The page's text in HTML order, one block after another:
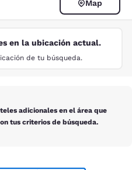
Map
en la ubicación actual.
de tu búsqueda.
adicionales en el área que
tus criterios de búsqueda.